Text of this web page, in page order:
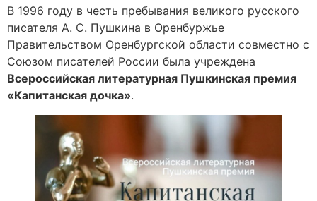
В 1996 году в честь пребывания великого русского
писателя А. С. Пушкина в Оренбуржье
Правительством Оренбургской области совместно с
Союзом писателей России была учреждена
Всероссийская литературная Пушкинская премия
«Капитанская дочка».